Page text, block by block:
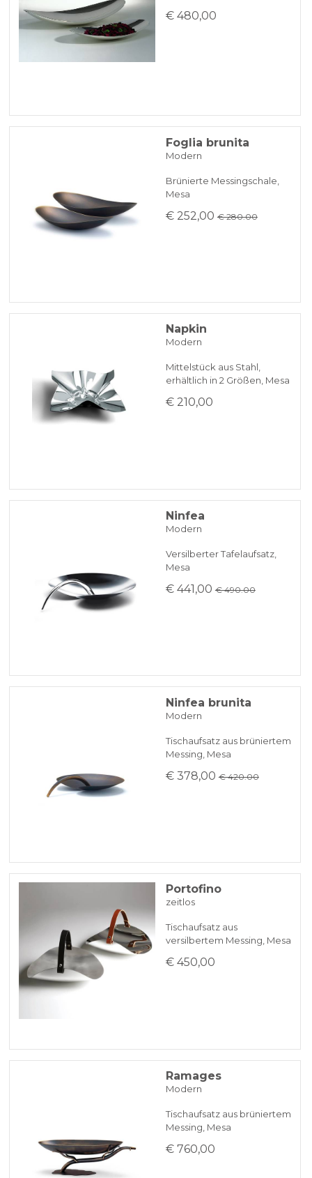
€ 480,00
Foglia brunita
Modern
Brünierte Messingschale,
Mesa
€ 252,00 € 280.00
Napkin
Modern
Mittelstück aus Stahl,
erhältlich in 2 Größen, Mesa
€ 210,00
Ninfea
Modern
Versilberter Tafelaufsatz,
Mesa
€ 441,00 € 490.00
Ninfea brunita
Modern
Tischaufsatz aus brüniertem
Messing, Mesa
€ 378,00 € 420.00
Portofino
zeitlos
Tischaufsatz aus
versilbertem Messing, Mesa
€ 450,00
Ramages
Modern
Tischaufsatz aus brüniertem
Messing, Mesa
€ 760,00